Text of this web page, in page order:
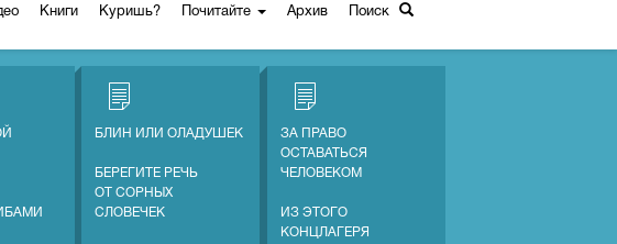
Книги Куришь? Почитайте Архив Поиск
БЛИН ИЛИ ОЛАДУШЕК
БЕРЕГИТЕ РЕЧЬ
ОТ СОРНЫХ
СЛОВЕЧЕК
ЗА ПРАВО
ОСТАВАТЬСЯ
ЧЕЛОВЕКОМ
ИЗ ЭТОГО
КОНЦЛАГЕРЯ